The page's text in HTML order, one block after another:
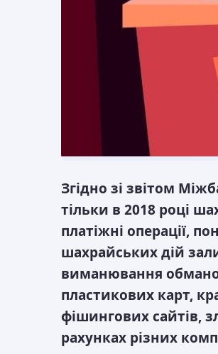
Згідно зі звітом
тільки в 2018 році
платіжні операції,
шахрайських дій
виманювання
пластикових карт,
фішингових сайтів,
рахунках різних